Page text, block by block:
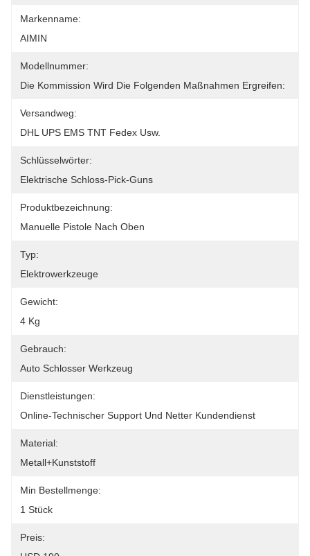
Markenname:
AIMIN
Modellnummer:
Die Kommission Wird Die Folgenden Maßnahmen Ergreifen:
Versandweg:
DHL UPS EMS TNT Fedex Usw.
Schlüsselwörter:
Elektrische Schloss-Pick-Guns
Produktbezeichnung:
Manuelle Pistole Nach Oben
Typ:
Elektrowerkzeuge
Gewicht:
4 Kg
Gebrauch:
Auto Schlosser Werkzeug
Dienstleistungen:
Online-Technischer Support Und Netter Kundendienst
Material:
Metall+Kunststoff
Min Bestellmenge:
1 Stück
Preis: